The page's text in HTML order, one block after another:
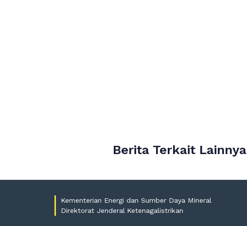
Berita Terkait Lainnya
Kementerian Energi dan Sumber Daya Mineral
Direktorat Jenderal Ketenagalistrikan